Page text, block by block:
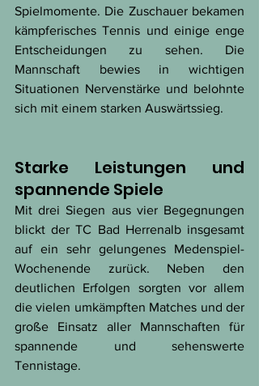
Spielmomente. Die Zuschauer bekamen
kämpferisches Tennis und einige enge
Entscheidungen zu sehen. Die
Mannschaft bewies in wichtigen
Situationen Nervenstärke und belohnte
sich mit einem starken Auswärtssieg.
Starke Leistungen und
spannende Spiele
Mit drei Siegen aus vier Begegnungen
blickt der TC Bad Herrenalb insgesamt
auf ein sehr gelungenes Medenspiel-
Wochenende zurück. Neben den
deutlichen Erfolgen sorgten vor allem
die vielen umkämpften Matches und der
große Einsatz aller Mannschaften für
spannende und sehenswerte
Tennistage.